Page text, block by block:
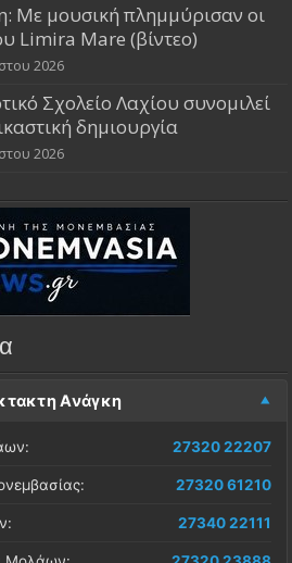
Με μουσική πλημμύρισαν οι
Limira Mare (βίντεο)
2026
Σχολείο Λαχίου συνομιλεί
δημιουργία
2026
Ανάγκη
27320 22207
27320 61210
27340 22111